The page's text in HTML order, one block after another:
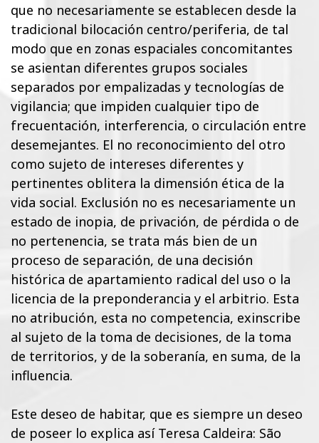
que no necesariamente se establecen desde la
tradicional bilocación centro/periferia, de tal
modo que en zonas espaciales concomitantes
se asientan diferentes grupos sociales
separados por empalizadas y tecnologías de
vigilancia; que impiden cualquier tipo de
frecuentación, interferencia, o circulación entre
desemejantes. El no reconocimiento del otro
como sujeto de intereses diferentes y
pertinentes oblitera la dimensión ética de la
vida social. Exclusión no es necesariamente un
estado de inopia, de privación, de pérdida o de
no pertenencia, se trata más bien de un
proceso de separación, de una decisión
histórica de apartamiento radical del uso o la
licencia de la preponderancia y el arbitrio. Esta
no atribución, esta no competencia, exinscribe
al sujeto de la toma de decisiones, de la toma
de territorios, y de la soberanía, en suma, de la
influencia.
Este deseo de habitar, que es siempre un deseo
de poseer lo explica así Teresa Caldeira: São